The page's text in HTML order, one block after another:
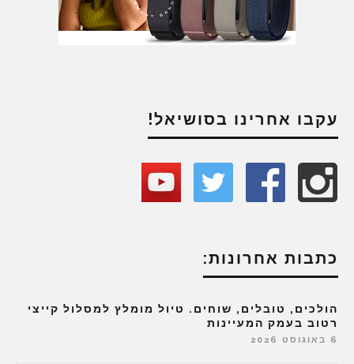
עקבו אחרינו בסושיאל!
כתבות אחרונות:
הולכים, טובלים, שוחים. טיול מומלץ למסלול קייצי
רטוב בעמק המעיינות
6 באוגוסט 2026